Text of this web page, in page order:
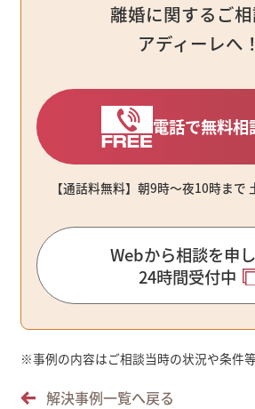
離婚に関するご
アディーレへ！
電話で無料相
【通話料無料】朝9時〜夜10時まで
Webから相談を申
24時間受付中
※事例の内容はご相談当時の状況や条件等
解決事例一覧へ戻る